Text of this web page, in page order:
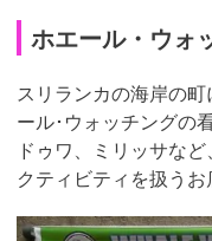
ホエール・ウォ
スリランカの海岸の
ール･ウォッチングの
ドゥワ、ミリッサな
クティビティを扱うお